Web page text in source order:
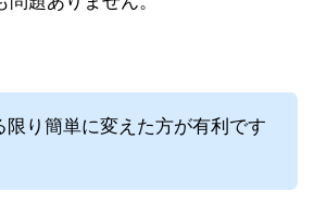
限り簡単に変えた方が有利です